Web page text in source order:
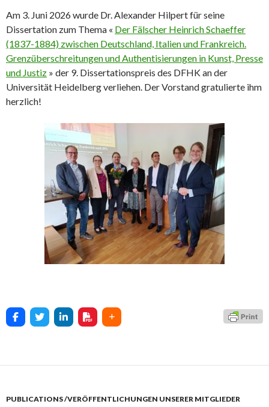
Am 3. Juni 2026 wurde Dr. Alexander Hilpert für seine
Dissertation zum Thema « Der Fälscher Heinrich Schaeffer
(1837-1884) zwischen Deutschland, Italien und Frankreich.
Grenzüberschreitungen und Authentisierungen in Kunst, Presse
und Justiz » der 9. Dissertationspreis des DFHK an der
Universität Heidelberg verliehen. Der Vorstand gratulierte ihm
herzlich!
PUBLICATIONS /VERÖFFENTLICHUNGEN UNSERER MITGLIEDER